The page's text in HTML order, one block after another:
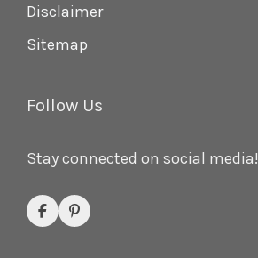
Disclaimer
Sitemap
Follow Us
Stay connected on social media!